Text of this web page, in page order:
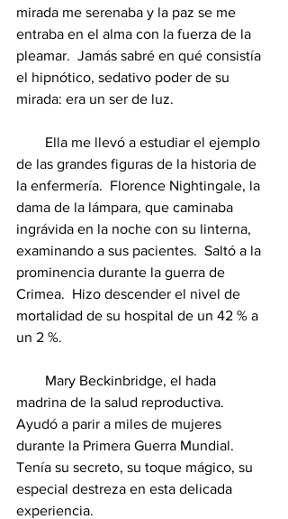
mirada me serenaba y la paz se me
entraba en el alma con la fuerza de la
pleamar.  Jamás sabré en qué consistía
el hipnótico, sedativo poder de su
mirada: era un ser de luz.
de las grandes figuras de la historia de
la enfermería.  Florence Nightingale, la
dama de la lámpara, que caminaba
ingrávida en la noche con su linterna,
examinando a sus pacientes.  Saltó a la
prominencia durante la guerra de
Crimea.  Hizo descender el nivel de
mortalidad de su hospital de un 42 % a
un 2 %.
madrina de la salud reproductiva.
Ayudó a parir a miles de mujeres
durante la Primera Guerra Mundial.
Tenía su secreto, su toque mágico, su
especial destreza en esta delicada
experiencia.